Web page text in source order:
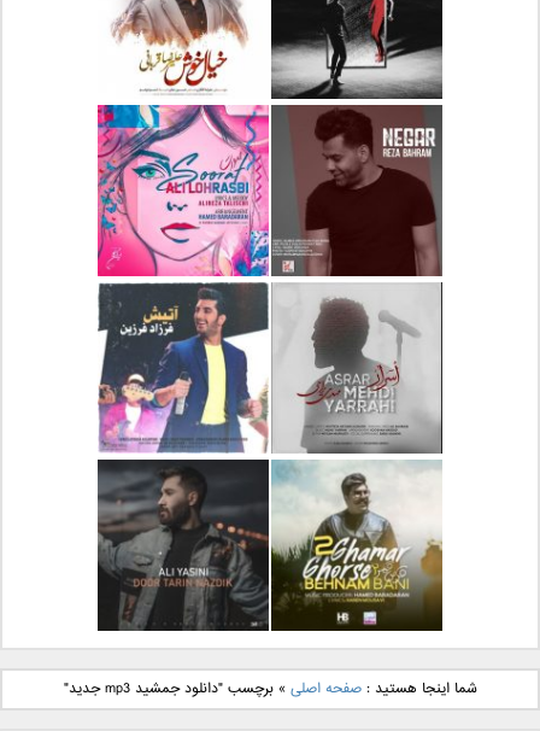
دانلود آلبوم جدید سیروان
خسروی بنام مونولوگ
دانلود آهنگ جدید علیرضا
قربانی بنام خیال خوش
دانلود آهنگ جدید رضا
بهرام بنام نگار
دانلود آهنگ جدید علی
لهراسبی بنام صورت
دانلود آهنگ جدید مهدی
یراحی بنام اسرار
دانلود آهنگ جدید فرزاد
فرزین بنام آتیش
دانلود آهنگ جدید بهنام
بانی بنام قرص قمر 2
دانلود آهنگ جدید علی
یاسینی بنام دورترین نزدیک
شما اینجا هستید :صفحه اصلی »برچسب "دانلود جمشید mp3 جدید"